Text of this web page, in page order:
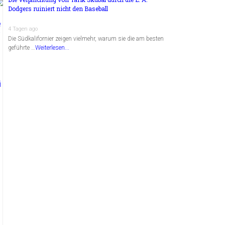
Dodgers ruiniert nicht den Baseball
4 Tagen ago
Die Südkalifornier zeigen vielmehr, warum sie die am besten
geführte …Weiterlesen...